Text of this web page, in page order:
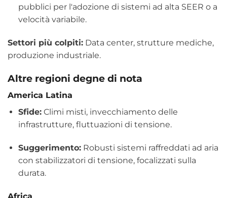
pubblici per l'adozione di sistemi ad alta SEER o a
velocità variabile.
Settori più colpiti: Data center, strutture mediche,
produzione industriale.
Altre regioni degne di nota
America Latina
Sfide:Climi misti, invecchiamento delle
infrastrutture, fluttuazioni di tensione.
Suggerimento:Robusti sistemi raffreddati ad aria
con stabilizzatori di tensione, focalizzati sulla
durata.